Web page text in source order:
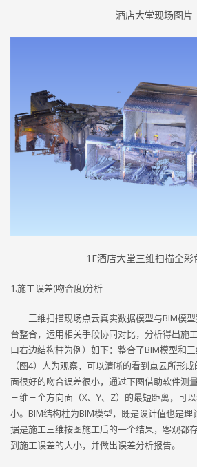
酒店大堂现场图片
1F酒店大堂三维扫描全彩
1.施工误差(吻合度)分析
三维扫描现场点云真实数据模型与BIM模
台整合，运用相关手段协同对比，分析得出施
口右边结构柱为例）如下：整合了BIM模型和
（图4）人为观察，可以清晰的看到点云所形
面很好的吻合误差很小，通过下图借助软件测
三维三个方向面（X、Y、Z）的最短距离，可
小。BIM结构柱为BIM模型，既是设计值也是
据是施工三维按图施工后的一个结果，客观都
到施工误差的大小，并做出误差分析报告。